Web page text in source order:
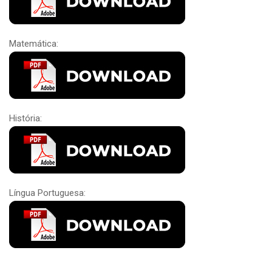
Matemática:
História:
Língua Portuguesa: